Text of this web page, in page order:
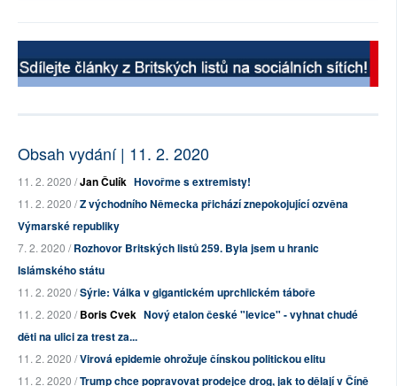
Obsah vydání | 11. 2. 2020
11. 2. 2020 /Jan Čulík Hovořme s extremisty!
11. 2. 2020 /Z východního Německa přichází znepokojující ozvěna
Výmarské republiky
7. 2. 2020 /Rozhovor Britských listů 259. Byla jsem u hranic
Islámského státu
11. 2. 2020 /Sýrie: Válka v gigantickém uprchlickém táboře
11. 2. 2020 /Boris Cvek Nový etalon české "levice" - vyhnat chudé
děti na ulici za trest za...
11. 2. 2020 /Virová epidemie ohrožuje čínskou politickou elitu
11. 2. 2020 /Trump chce popravovat prodejce drog, jak to dělají v Číně